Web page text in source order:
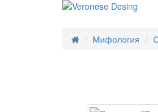
Мифология